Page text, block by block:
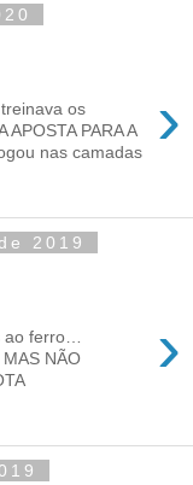
›
os
PARA A
nas camadas
2019
›
ao ferro…
NÃO